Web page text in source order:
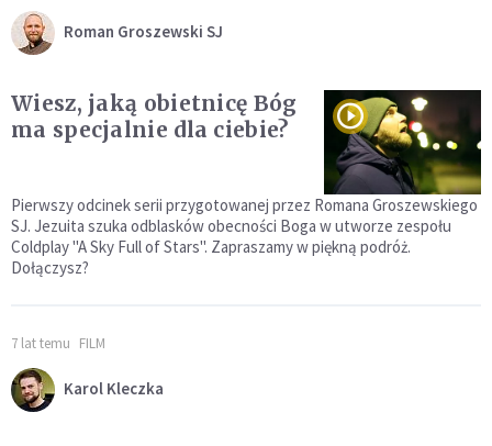
Roman Groszewski SJ
Wiesz, jaką obietnicę Bóg
ma specjalnie dla ciebie?
Pierwszy odcinek serii przygotowanej przez Romana Groszewskiego
SJ. Jezuita szuka odblasków obecności Boga w utworze zespołu
Coldplay "A Sky Full of Stars". Zapraszamy w piękną podróż.
Dołączysz?
7 lat temu FILM
Karol Kleczka